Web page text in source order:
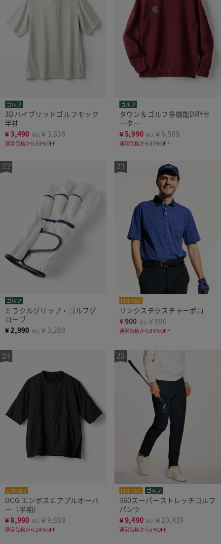
ゴルフ
3Dハイブリッドゴルフモック
半袖
¥3,490 税込 ￥3,839
通常価格から50%OFF
ゴルフ
タウン＆ゴルフ多機能DRYセ
ーター
¥5,990 税込 ￥6,589
通常価格から33%OFF
ゴルフ
ミラクルグリップ・ゴルフグ
ローブ
¥2,990 税込 ￥3,289
LIMITED
リンクステクスチャーポロ
¥900 税込 ￥990
通常価格から88%OFF
LIMITED
DCG エンボスエアプルオーバ
ー（半袖）
¥8,990 税込 ￥9,889
通常価格から24%OFF
LIMITED ゴルフ
360スーパーストレッチゴルフ
パンツ
¥9,490 税込 ￥10,439
通常価格から5%OFF